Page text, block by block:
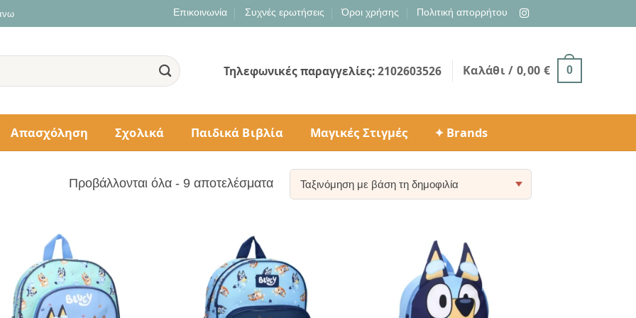
Επικοινωνία Συχνές ερωτήσεις Όροι χρήσης Πολιτική απορρήτου
Τηλεφωνικές παραγγελίες:2102603526 Καλάθι / 0,00 € 0
Απασχόληση Σχολικά Παιδικά Βιβλία Μαγικές Στιγμές ✦ Brands
Προβάλλονται όλα - 9 αποτελέσματαSorted